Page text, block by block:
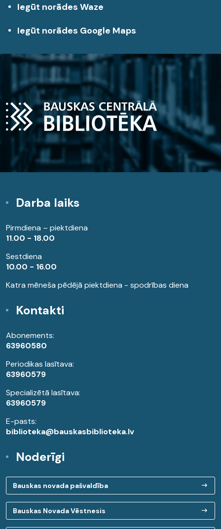
Iegūt norādes Waze
Iegūt norādes Google Maps
Darba laiks
Pirmdiena – piektdiena
11.00 - 18.00
Sestdiena
10.00 - 16.00
Katra mēneša pēdējā piektdiena - spodrības diena
Kontakti
Abonements:
63960580
Periodikas lasītava:
63960579
Specializētā lasītava:
63960579
E-pasts:
biblioteka@bauskasbiblioteka.lv
Noderīgi
Bauskas novada pašvaldība
Bauskas Novada Vēstnesis